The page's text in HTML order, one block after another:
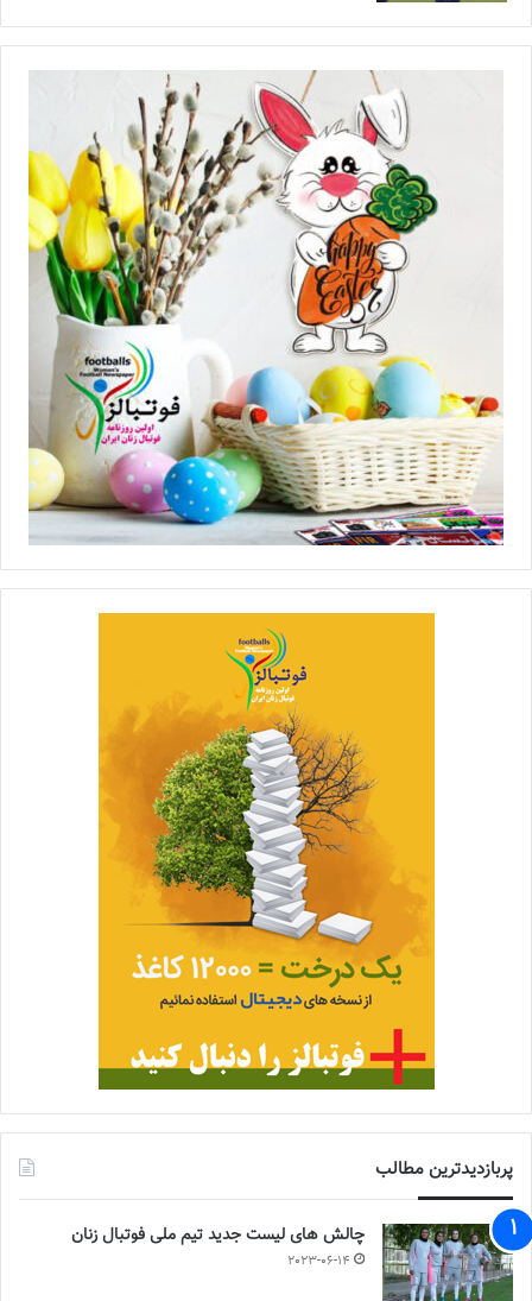
پربازدیدترین مطالب
چالش هاى ليست جدید تيم ملى فوتبال زنان
2023-06-14